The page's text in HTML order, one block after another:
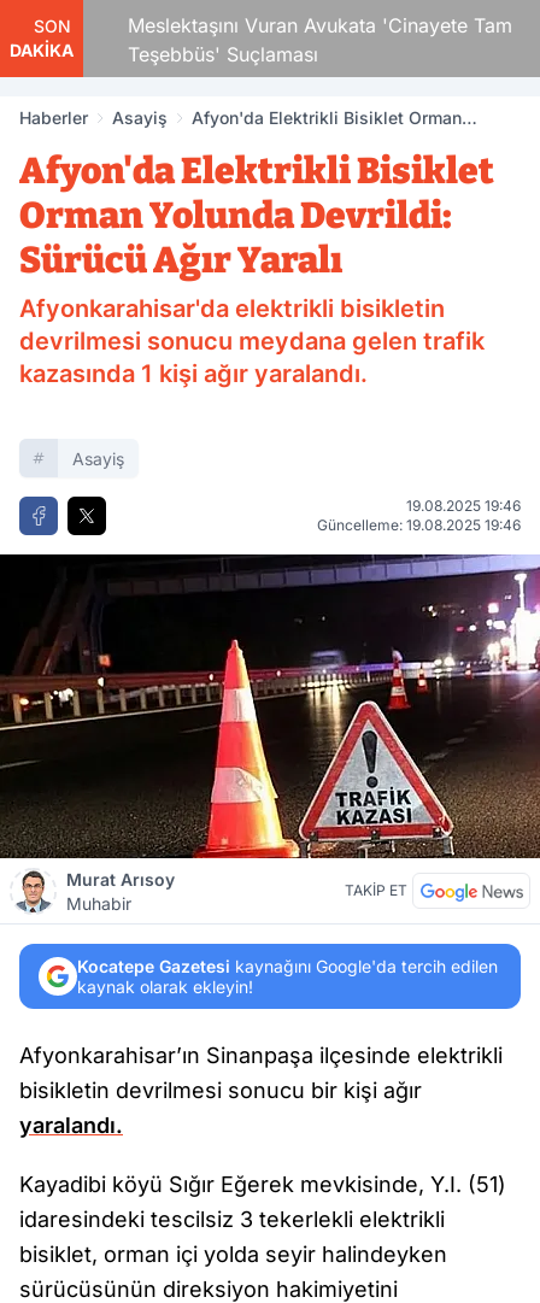
SON
DAKİKA
Meslektaşını Vuran Avukata 'Cinayete Tam
Teşebbüs' Suçlaması
Haberler Asayiş
Afyon'da Elektrikli Bisiklet Orman
Afyon'da Elektrikli Bisiklet
Orman Yolunda Devrildi:
Sürücü Ağır Yaralı
Afyonkarahisar'da elektrikli bisikletin
devrilmesi sonucu meydana gelen trafik
kazasında 1 kişi ağır yaralandı.
Asayiş
19.08.2025 19:46
Güncelleme: 19.08.2025 19:46
Murat Arısoy
Muhabir
TAKİP ET
Kocatepe Gazetesi kaynağını Google'da tercih edilen
kaynak olarak ekleyin!
Afyonkarahisar’ın Sinanpaşa ilçesinde elektrikli
bisikletin devrilmesi sonucu bir kişi ağır
yaralandı.
Kayadibi köyü Sığır Eğerek mevkisinde, Y.I. (51)
idaresindeki tescilsiz 3 tekerlekli elektrikli
bisiklet, orman içi yolda seyir halindeyken
sürücüsünün direksiyon hakimiyetini